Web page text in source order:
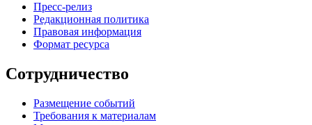
Пресс-релиз
Редакционная политика
Правовая информация
Формат ресурса
Сотрудничество
Размещение событий
Требования к материалам